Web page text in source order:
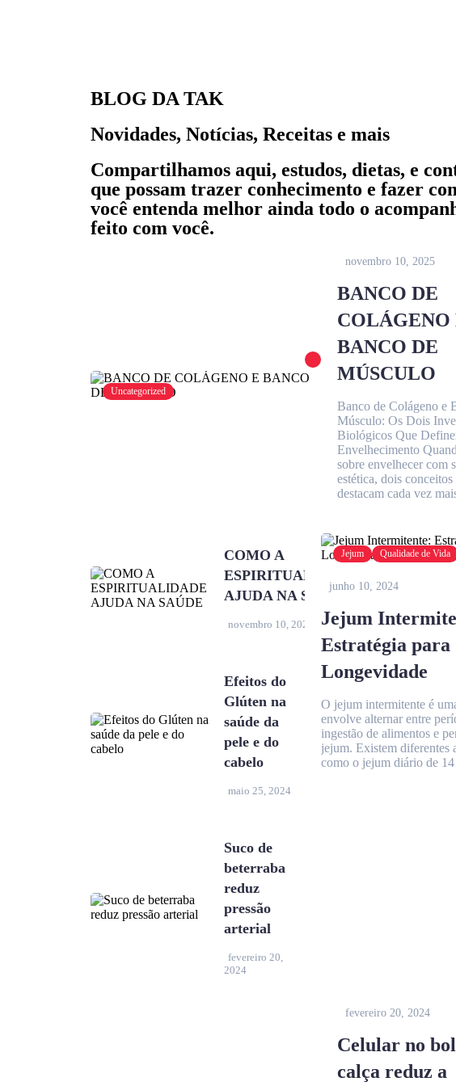
BLOG DA TAK
Novidades, Notícias, Receitas e mais
Compartilhamos aqui, estudos, dietas, e
que possam trazer conhecimento e fazer
você entenda melhor ainda todo o
feito com você.
Uncategorized
novembro 10, 2025
BANCO DE
COLÁGENO
BANCO DE
MÚSCULO
Banco de Colágeno e
Músculo: Os Dois
Biológicos Que
Envelhecimento
sobre envelhecer com
estética, dois conceitos
destacam cada vez
novembro 10, 2025
COMO A
ESPIRITUALIDADE
AJUDA NA SAÚDE
Jejum Qualidade de Vida
junho 10, 2024
Jejum
Estratégia para
Longevidade
O jejum intermitente é
envolve alternar entre
ingestão de alimentos e
jejum. Existem diferentes
como o jejum diário de
maio 25, 2024
Efeitos do
Glúten na
saúde da
pele e do
cabelo
fevereiro 20,
2024
Suco de
beterraba
reduz
pressão
arterial
fevereiro 20, 2024
Celular no
calça reduz a